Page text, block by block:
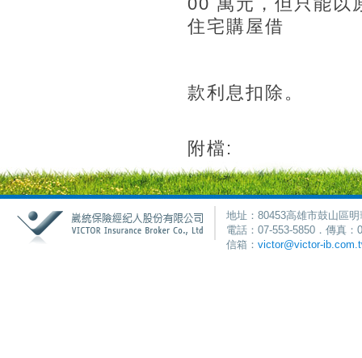
住宅購屋借
款利息扣除。
附檔:
地址：80453高雄市鼓山區
電話：07-553-5850．傳真
信箱： victor@victor-